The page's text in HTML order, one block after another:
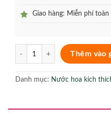
Giao hàng: Miễn phí toàn
Nước hoa kích thích nữ Love
Thêm vào
Danh mục: Nước hoa kích